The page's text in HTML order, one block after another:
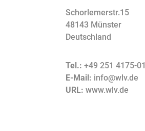
Schorlemerstr.15
48143 Münster
Deutschland
Tel.:+49 251 4175-01
E-Mail: info@wlv.de
URL:www.wlv.de